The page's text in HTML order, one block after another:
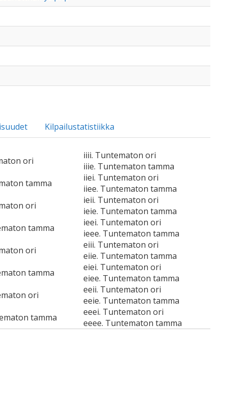
Kilpailustatistiikka
ori
iiii. Tuntematon ori
iiie. Tuntematon tamma
tamma
iiei. Tuntematon ori
iiee. Tuntematon tamma
ori
ieii. Tuntematon ori
ieie. Tuntematon tamma
tamma
ieei. Tuntematon ori
ieee. Tuntematon tamma
ori
eiii. Tuntematon ori
eiie. Tuntematon tamma
tamma
eiei. Tuntematon ori
eiee. Tuntematon tamma
ori
eeii. Tuntematon ori
eeie. Tuntematon tamma
tamma
eeei. Tuntematon ori
eeee. Tuntematon tamma